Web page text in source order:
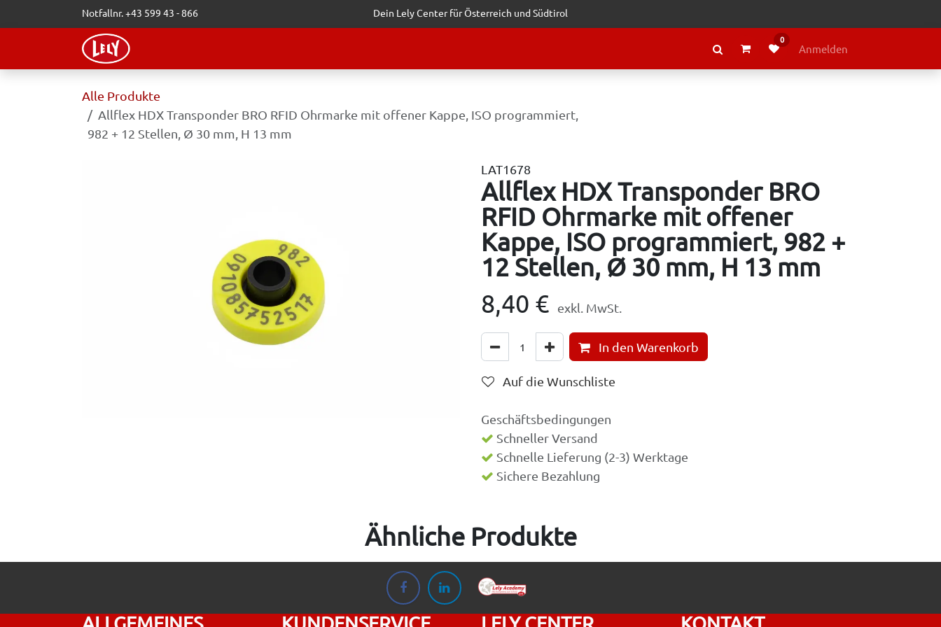
Zum Inhalt springenNotfallnr. +43 599 43 - 866 Dein Lely Center für Österreich und Südtirol
ÜBER LELY
0
Anmelden
Alle Produkte
Allflex HDX Transponder BRO RFID Ohrmarke mit offener Kappe, ISO programmiert,
982 + 12 Stellen, Ø 30 mm, H 13 mm
LAT1678
Allflex HDX Transponder BRO
RFID Ohrmarke mit offener
Kappe, ISO programmiert, 982 +
12 Stellen, Ø 30 mm, H 13 mm
8,40 € exkl. MwSt.
In den Warenkorb
Auf die Wunschliste
Geschäftsbedingungen
Schneller Versand
Schnelle Lieferung (2-3) Werktage
Sichere Bezahlung
Ähnliche Produkte